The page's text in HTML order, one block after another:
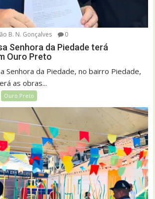
B. N. Gonçalves 0
Senhora da Piedade terá
Ouro Preto
Senhora da Piedade, no bairro Piedade,
as obras...
Ouro Preto